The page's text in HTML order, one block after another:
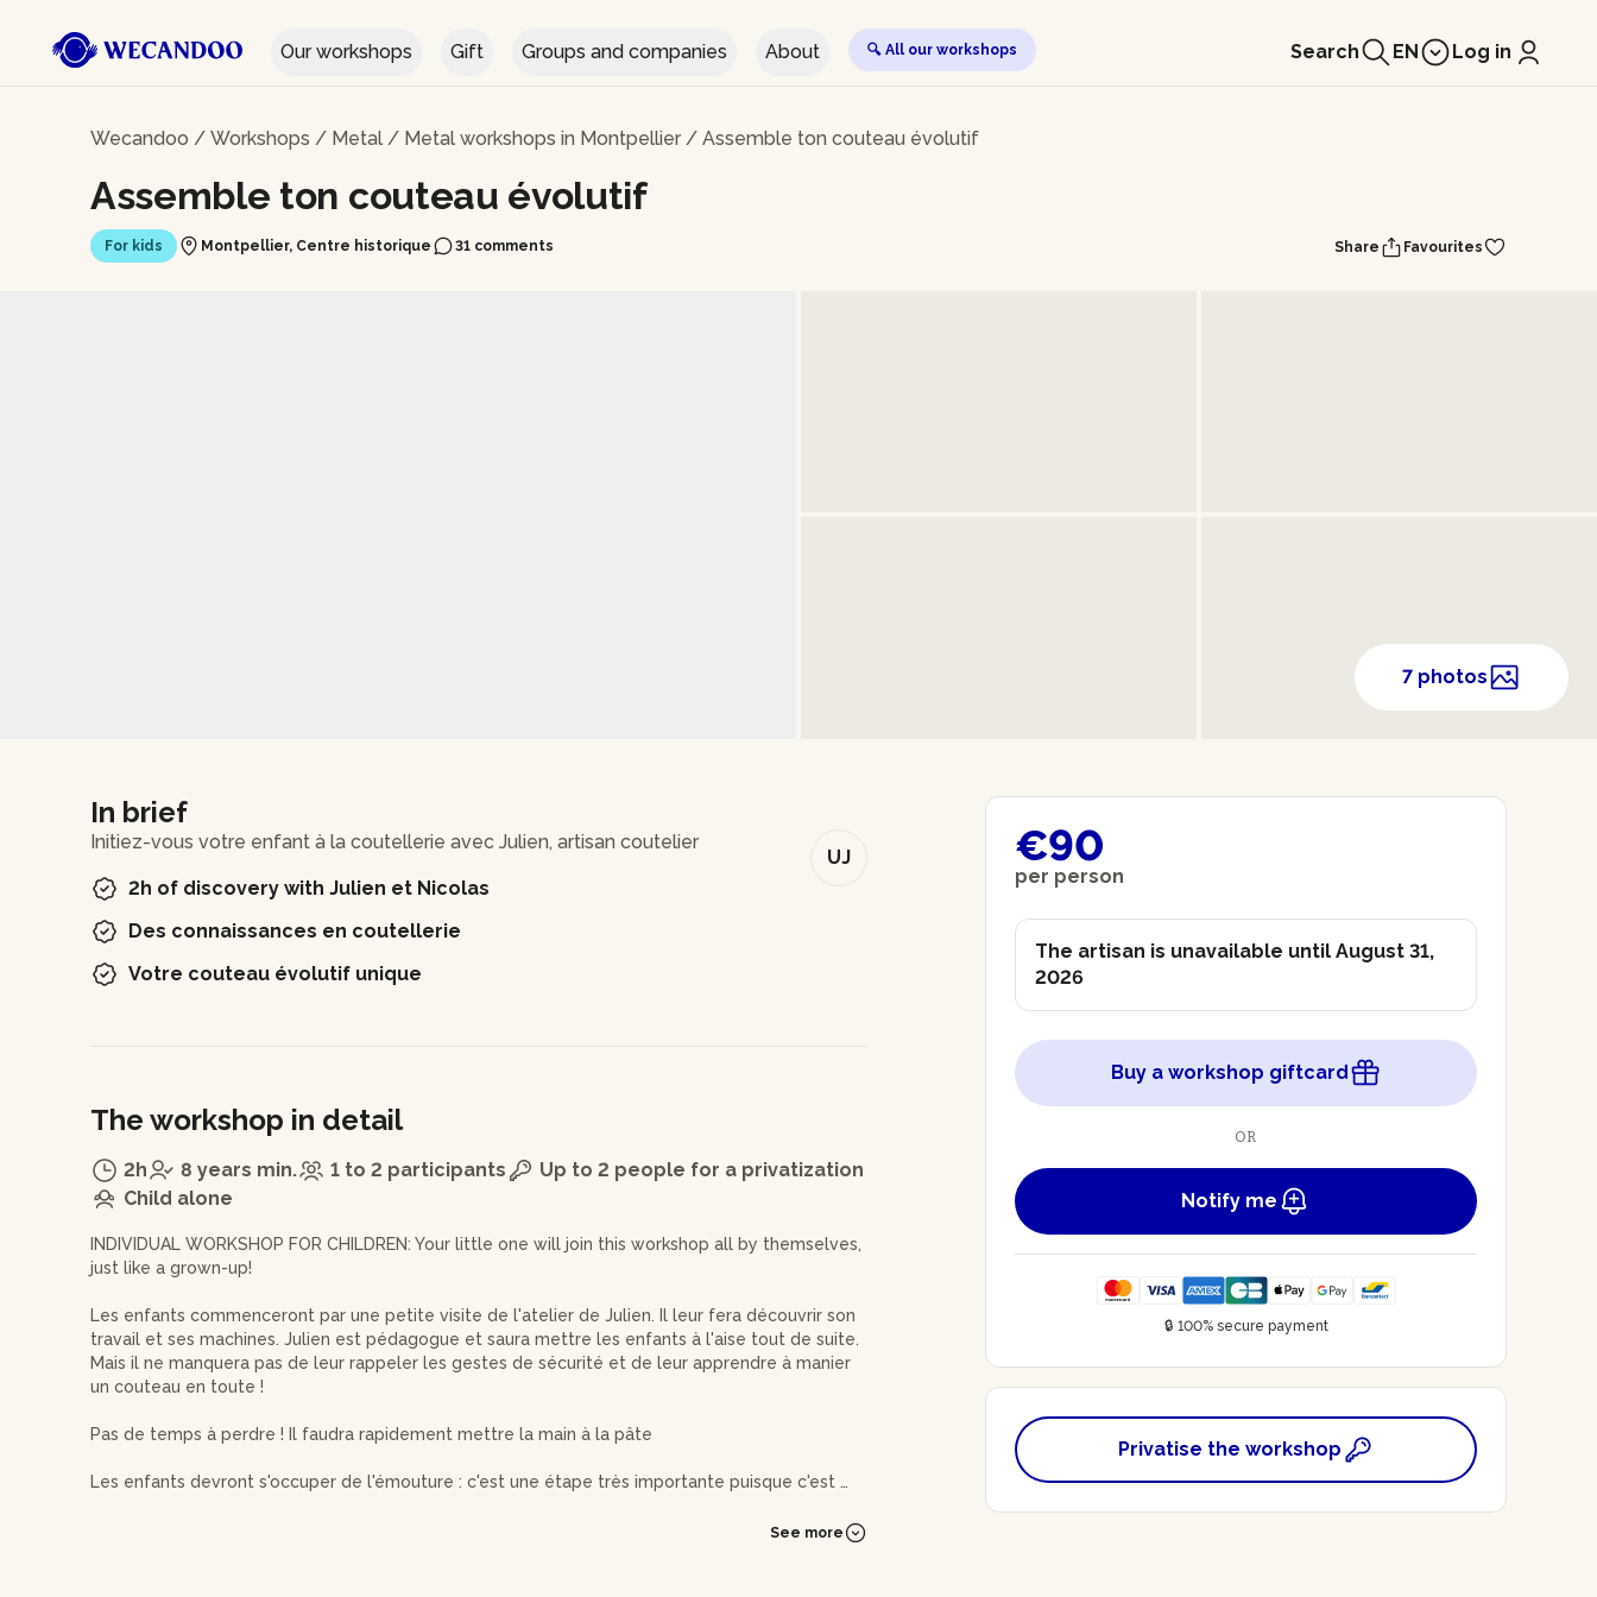
Our workshops Gift Groups and companies About 🔍 All our workshops Search EN Log in
Wecandoo / Workshops / Metal / Metal workshops in Montpellier / Assemble ton couteau évolutif
Assemble ton couteau évolutif
For kids Montpellier, Centre historique 31 comments Share Favourites
7 photos
In brief
UJ
Initiez-vous votre enfant à la coutellerie avec Julien, artisan coutelier
2h of discovery with Julien et Nicolas
Des connaissances en coutellerie
Votre couteau évolutif unique
The workshop in detail
2h 8 years min. 1 to 2 participants
Up to 2 people for a privatization
Child alone
INDIVIDUAL WORKSHOP FOR CHILDREN: Your little one will join this workshop all by themselves,
just like a grown-up!
Les enfants commenceront par une petite visite de l'atelier de Julien. Il leur fera découvrir son
travail et ses machines. Julien est pédagogue et saura mettre les enfants à l'aise tout de suite.
Mais il ne manquera pas de leur rappeler les gestes de sécurité et de leur apprendre à manier
un couteau en toute !
Pas de temps à perdre ! Il faudra rapidement mettre la main à la pâte
Les enfants devront s'occuper de l'émouture : c'est une étape très importante puisque c'est ce
See more
€90
per person
The artisan is unavailable until August 31,
2026
Buy a workshop giftcard
OR
Notify me
🔒 100% secure payment
Privatise the workshop